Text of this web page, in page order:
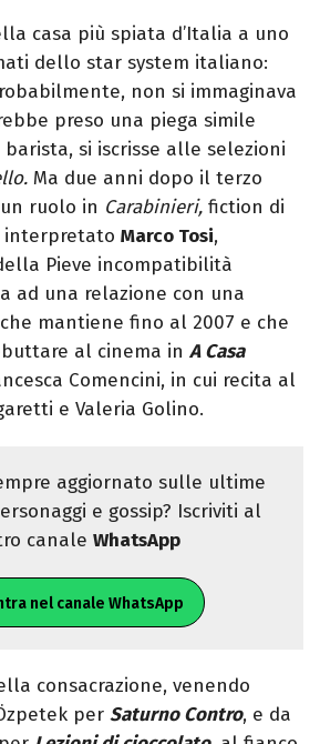
casa più spiata d’Italia a uno
dello star system italiano:
non si immaginava
preso una piega simile
barista, si iscrisse alle selezioni
Ma due anni dopo il terzo
ruolo in Carabinieri, fiction di
interpretato Marco Tosi,
Pieve incompatibilità
ad una relazione con una
mantiene fino al 2007 e che
al cinema in A Casa
Comencini, in cui recita al
e Valeria Golino.
aggiornato sulle ultime
e gossip? Iscriviti al
canale WhatsApp
nel canale WhatsApp
consacrazione, venendo
per Saturno Contro, e da